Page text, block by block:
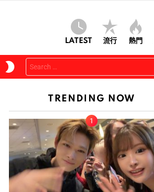
LATEST 流行 熱門
SKIN
Search
for:
TRENDING NOW